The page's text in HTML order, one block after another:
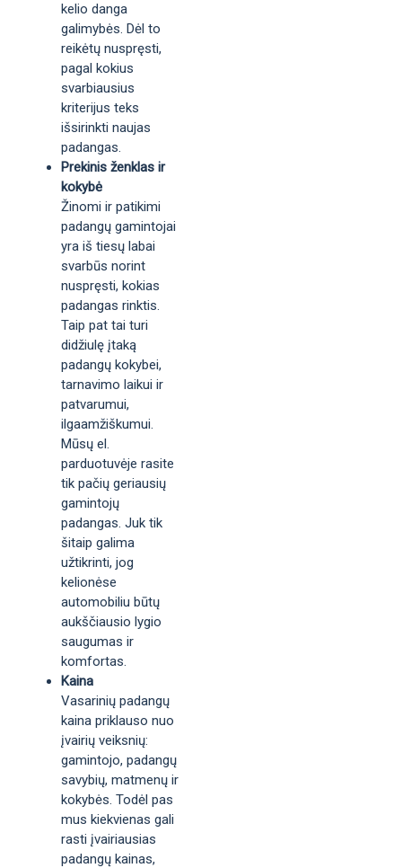
kelio danga
galimybės. Dėl to
reikėtų nuspręsti,
pagal kokius
svarbiausius
kriterijus teks
išsirinkti naujas
padangas.
Prekinis ženklas ir
kokybė
Žinomi ir patikimi
padangų gamintojai
yra iš tiesų labai
svarbūs norint
nuspręsti, kokias
padangas rinktis.
Taip pat tai turi
didžiulę įtaką
padangų kokybei,
tarnavimo laikui ir
patvarumui,
ilgaamžiškumui.
Mūsų el.
parduotuvėje rasite
tik pačių geriausių
gamintojų
padangas. Juk tik
šitaip galima
užtikrinti, jog
kelionėse
automobiliu būtų
aukščiausio lygio
saugumas ir
komfortas.
Kaina
Vasarinių padangų
kaina priklauso nuo
įvairių veiksnių:
gamintojo, padangų
savybių, matmenų ir
kokybės. Todėl pas
mus kiekvienas gali
rasti įvairiausias
padangų kainas,